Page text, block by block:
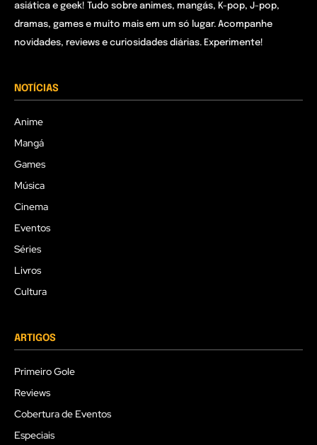
asiática e geek! Tudo sobre animes, mangás, K-pop, J-pop,
dramas, games e muito mais em um só lugar. Acompanhe
novidades, reviews e curiosidades diárias. Experimente!
NOTÍCIAS
Anime
Mangá
Games
Música
Cinema
Eventos
Séries
Livros
Cultura
ARTIGOS
Primeiro Gole
Reviews
Cobertura de Eventos
Especiais